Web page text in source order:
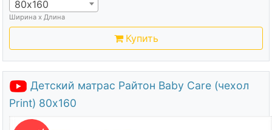
80х160
Ширина х Длина
Купить
Детский матрас Райтон Baby Care (чехол
Print) 80х160